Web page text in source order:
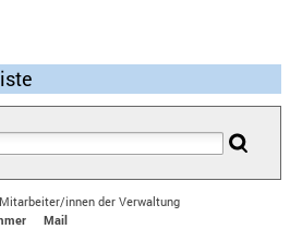
innen der Verwaltung
Mail